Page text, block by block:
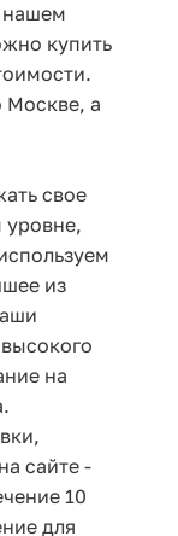
нашем
купить
Москве, а
свое
уровне,
из
на
сайте -
10
для